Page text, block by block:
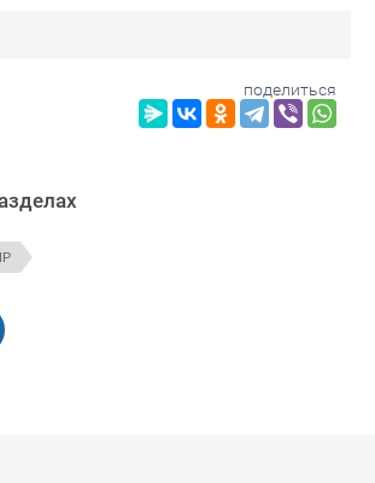
поделиться